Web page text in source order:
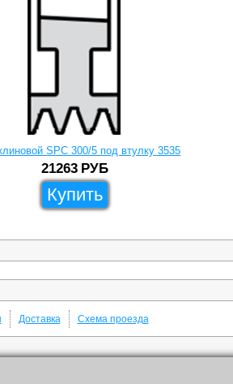
SPC 300/5 под втулку 3535
21263 РУБ
Купить
Доставка Схема проезда